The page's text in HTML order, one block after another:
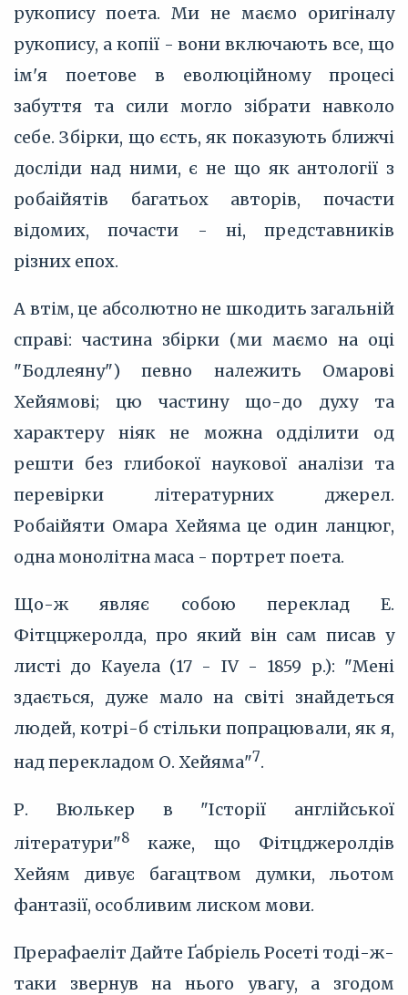
рукопису поета. Ми не маємо оригіналу
рукопису, а копії - вони включають все, що
ім'я поетове в еволюційному процесі
забуття та сили могло зібрати навколо
себе. Збірки, що єсть, як показують ближчі
досліди над ними, є не що як антології з
робаійятів багатьох авторів, почасти
відомих, почасти - ні, представників
різних епох.
А втім, це абсолютно не шкодить загальній
справі: частина збірки (ми маємо на оці
"Бодлеяну") певно належить Омарові
Хейямові; цю частину що-до духу та
характеру ніяк не можна одділити од
решти без глибокої наукової аналізи та
перевірки літературних джерел.
Робаійяти Омара Хейяма це один ланцюг,
одна монолітна маса - портрет поета.
Що-ж являє собою переклад Е.
Фітццжеролда, про який він сам писав у
листі до Кауела (17 - IV - 1859 р.): "Мені
здається, дуже мало на світі знайдеться
людей, котрі-б стільки попрацювали, як я,
над перекладом О. Хейяма"7.
Р. Вюлькер в "Історії англійської
літератури"8
каже, що Фітцджеролдів
Хейям дивує багацтвом думки, льотом
фантазії, особливим лиском мови.
Прерафаеліт Дайте Ґабріель Росеті тоді-ж-
таки звернув на нього увагу, а згодом